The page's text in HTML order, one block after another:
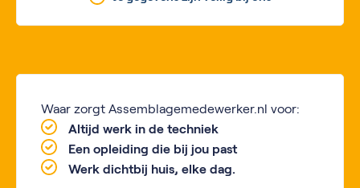
Waar zorgt Assemblagemedewerker.nl voor:
Altijd werk in de techniek
Een opleiding die bij jou past
Werk dichtbij huis, elke dag.